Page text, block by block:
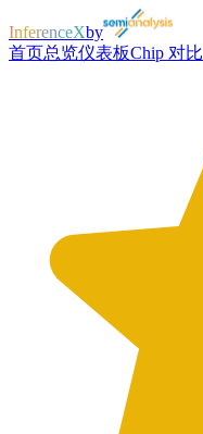
InferenceXby
首页总览仪表板Chip 对比